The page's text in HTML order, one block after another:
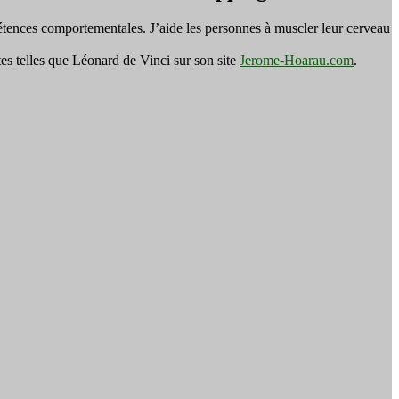
comportementales. J’aide les personnes à muscler leur cerveau
telles que Léonard de Vinci sur son site Jerome-Hoarau.com.